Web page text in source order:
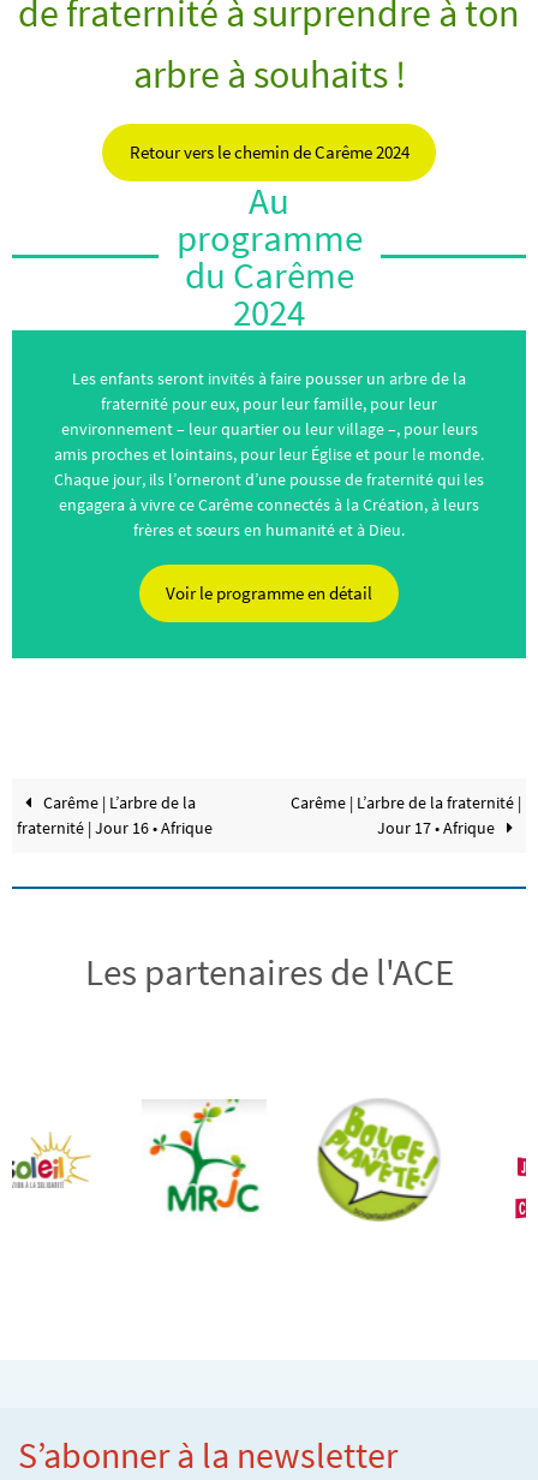
de fraternité à surprendre à ton
arbre à souhaits !
Retour vers le chemin de Carême 2024
Au
programme
du Carême
2024
Les enfants seront invités à faire pousser un arbre de la
fraternité pour eux, pour leur famille, pour leur
environnement – leur quartier ou leur village –, pour leurs
amis proches et lointains, pour leur Église et pour le monde.
Chaque jour, ils l’orneront d’une pousse de fraternité qui les
engagera à vivre ce Carême connectés à la Création, à leurs
frères et sœurs en humanité et à Dieu.
Voir le programme en détail
Carême | L’arbre de la
fraternité | Jour 16 • Afrique
Carême | L’arbre de la fraternité |
Jour 17 • Afrique
Les partenaires de l'ACE
S’abonner à la newsletter